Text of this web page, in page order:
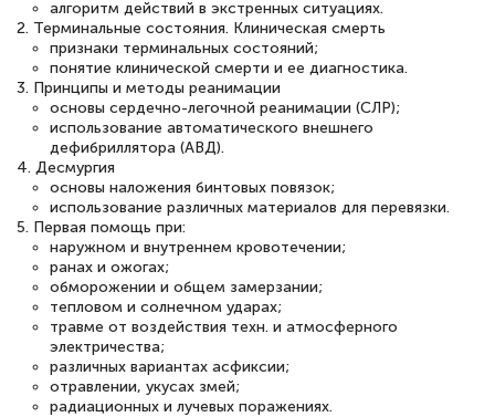
Всем добрый день! Я прошла курс
повышени каалификации по
специальности «Тренер-преподаватель
по тяжелой атлетике»! Хочется
подчеркуть, что при обращении
оперативно связались со мной
специалисты, ответили на все
интересующие вопросы и в течении
двух…
алгоритм действий в экстренных ситуациях.
2. Терминальные состояния. Клиническая смерть
признаки терминальных состояний;
понятие клинической смерти и ее диагностика.
3. Принципы и методы реанимации
основы сердечно-легочной реанимации (СЛР);
использование автоматического внешнего
дефибриллятора (АВД).
4. Десмургия
основы наложения бинтовых повязок;
использование различных материалов для перевязки.
5. Первая помощь при:
наружном и внутреннем кровотечении;
ранах и ожогах;
обморожении и общем замерзании;
тепловом и солнечном ударах;
травме от воздействия техн. и атмосферного
электричества;
различных вариантах асфиксии;
отравлении, укусах змей;
радиационных и лучевых поражениях.